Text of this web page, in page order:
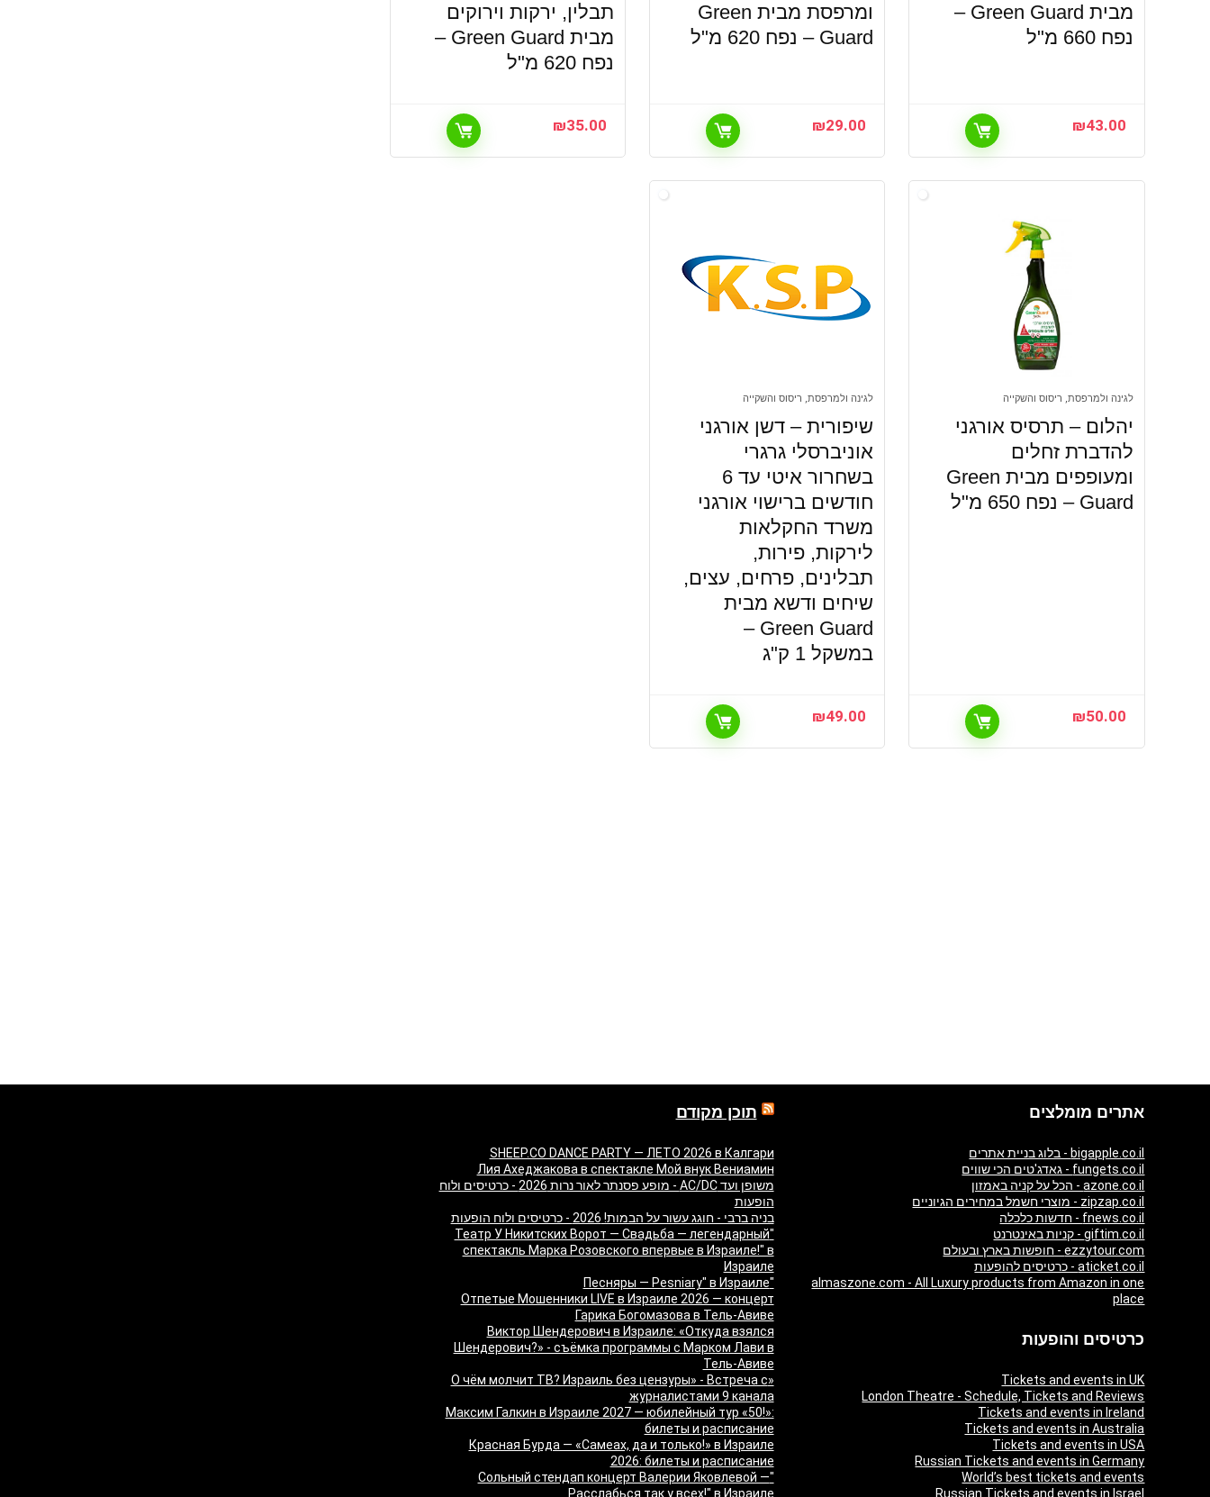
מבית Green Guard –
נפח 660 מ"ל
₪43.00
ומרפסת מבית Green
Guard – נפח 620 מ"ל
₪29.00
תבלין, ירקות וירוקים
מבית Green Guard –
נפח 620 מ"ל
₪35.00
לגינה ולמרפסת, ריסוס והשקייה
יהלום – תרסיס אורגני
להדברת זחלים
ומעופפים מבית Green
Guard – נפח 650 מ"ל
₪50.00
לגינה ולמרפסת, ריסוס והשקייה
שיפורית – דשן אורגני
אוניברסלי גרגרי
בשחרור איטי עד 6
חודשים ברישוי אורגני
משרד החקלאות
לירקות, פירות,
תבלינים, פרחים, עצים,
שיחים ודשא מבית
Green Guard –
במשקל 1 ק"ג
₪49.00
אתרים מומלצים
bigapple.co.il - בלוג בניית אתרים
fungets.co.il - גאדג'טים הכי שווים
azone.co.il - הכל על קניה באמזון
zipzap.co.il - מוצרי חשמל במחירים הגיוניים
fnews.co.il - חדשות כלכלה
giftim.co.il - קניות באינטרנט
ezzytour.com - חופשות בארץ ובעולם
aticket.co.il - כרטיסים להופעות
almaszone.com - All Luxury products from Amazon in one
place
כרטיסים והופעות
Tickets and events in UK
London Theatre - Schedule, Tickets and Reviews
Tickets and events in Ireland
Tickets and events in Australia
Tickets and events in USA
Russian Tickets and events in Germany
World’s best tickets and events
Russian Tickets and events in Israel
תוכן מקודם
SHEEP.CO DANCE PARTY — ЛЕТО 2026 в Калгари
Лия Ахеджакова в спектакле Мой внук Вениамин
משופן ועד AC/DC - מופע פסנתר לאור נרות 2026 - כרטיסים ולוח
הופעות
בניה ברבי - חוגג עשור על הבמות! 2026 - כרטיסים ולוח הופעות
"Театр У Никитских Ворот — Свадьба — легендарный
спектакль Марка Розовского впервые в Израиле!" в
Израиле
"Песняры — Pesniary" в Израиле
Отпетые Мошенники LIVE в Израиле 2026 — концерт
Гарика Богомазова в Тель-Авиве
Виктор Шендерович в Израиле: «Откуда взялся
Шендерович?» - съёмка программы с Марком Лави в
Тель-Авиве
«О чём молчит ТВ? Израиль без цензуры» - Встреча с
журналистами 9 канала
Максим Галкин в Израиле 2027 — юбилейный тур «50!»:
билеты и расписание
Красная Бурда — «Самеах, да и только!» в Израиле
2026: билеты и расписание
"Сольный стендап концерт Валерии Яковлевой —
Расслабься так у всех!" в Израиле